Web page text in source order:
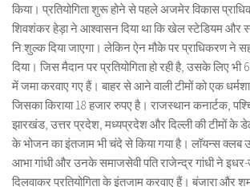
किया। प्रतियोगिता शुरू होने से पहले अजमेर विकास
शिवशंकर हेड़ा ने आश्वासन दिया था कि खेल स्टेडियम और
नि:शुल्क दिया जाएगा। लेकिन ऐन मौके पर प्राधिकरण ने
दिया। जिस मैदान पर प्रतियोगिता हो रही है, उसके लिए
में जमा करवाए गए हैं। बाहर से आने वाली टीमों को एक
जिसका किराया 18 हजार रुपए है। राजस्थान कनार्टक,
झारखंड, उत्तर प्रदेश, मध्यप्रदेश और दिल्ली की टीमों के डेढ़
के भोजन का इंतजाम भी चंदे से किया गया है। लॉयन्स क्लब
आभा गांधी और उनके समाजसेवी पति राजेन्द्र गांधी ने
दिलवाकर प्रतियोगिता के इंतजाम करवाए हैं। बंजारा और